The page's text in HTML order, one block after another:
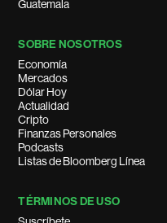
Guatemala
SOBRE NOSOTROS
Economía
Mercados
Dólar Hoy
Actualidad
Cripto
Finanzas Personales
Podcasts
Listas de Bloomberg Línea
TÉRMINOS DE USO